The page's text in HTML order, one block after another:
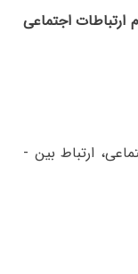
اجتماعی
۲- مبانی کلی ارتباط جمعی (شناخت وسائل ارتباط جمعی، نظریه ­های ارتباط اجتماعی، ارتباط بین ­